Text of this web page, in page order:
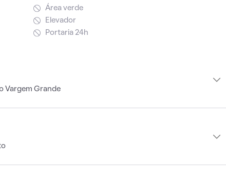
Área verde
Elevador
Portaria 24h
Vargem Grande